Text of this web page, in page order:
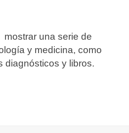
una serie de
y medicina, como
diagnósticos y libros.